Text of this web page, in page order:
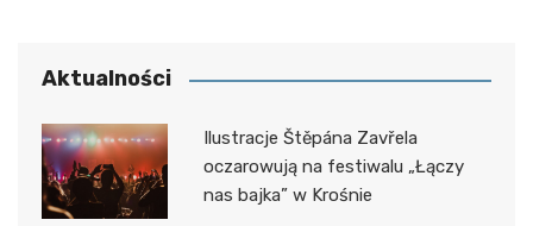
Aktualności
Ilustracje Štěpána Zavřela
oczarowują na festiwalu „Łączy
nas bajka” w Krośnie